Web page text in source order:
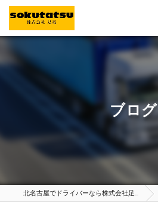
ブログ
北名古屋でドライバーなら株式会社足竜